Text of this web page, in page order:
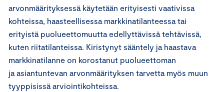
arvonmäärityksessä käytetään erityisesti vaativissa
kohteissa, haasteellisessa markkinatilanteessa tai
erityistä puolueettomuutta edellyttävissä tehtävissä,
kuten riitatilanteissa. Kiristynyt sääntely ja haastava
markkinatilanne on korostanut puolueettoman
ja asiantuntevan arvonmäärityksen tarvetta myös muun
tyyppisissä arviointikohteissa.